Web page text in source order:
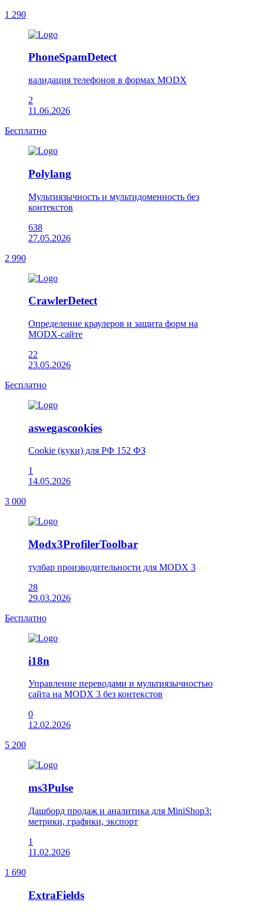
1 290
PhoneSpamDetect
валидация телефонов в формах MODX
2
11.06.2026
Бесплатно
Polylang
Мультиязычность и мультидоменность без
контекстов
638
27.05.2026
2 990
CrawlerDetect
Определение краулеров и защита форм на
MODX‑сайте
22
23.05.2026
Бесплатно
aswegascookies
Сookie (куки) для РФ 152 ФЗ
1
14.05.2026
3 000
Modx3ProfilerToolbar
тулбар производительности для MODX 3
28
29.03.2026
Бесплатно
i18n
Управление переводами и мультиязычностью
сайта на MODX 3 без контекстов
0
12.02.2026
5 200
ms3Pulse
Дашборд продаж и аналитика для MiniShop3:
метрики, графики, экспорт
1
11.02.2026
1 690
ExtraFields